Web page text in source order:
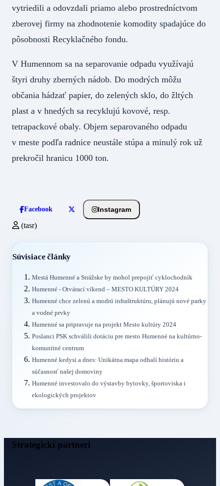
vytriedili a odovzdali priamo alebo prostredníctvom
zberovej firmy na zhodnotenie komodity spadajúce do
pôsobnosti Recyklačného fondu.
V Humennom sa na separovanie odpadu využívajú
štyri druhy zberných nádob. Do modrých môžu
občania hádzať papier, do zelených sklo, do žltých
plast a v hnedých sa recyklujú kovové, resp.
tetrapackové obaly. Objem separovaného odpadu
v meste podľa radnice neustále stúpa a minulý rok už
prekročil hranicu 1000 ton.
Facebook Instagram
(tasr)
Súvisiace články
Mestá Humenné a Strážske by mohol prepojiť cyklochodník
Humenné - Otvárací víkend – MESTO KULTÚRY 2024
Humenné chce zelenú a modrú infraštruktúru, plánujú nové parky
a vodné prvky
Humenné sa pripravuje na projekt Mesto kultúry 2024
Poslanci PSK schválili dotáciu pre mesto Humenné na kultúrno-
komunitné centrum
Humenné kedysi a dnes: Unikátna mapa odhalí históriu a
súčasnosť našej domoviny
Humenné investovalo do výstavby bytovky, športoviska i
ekologických projektov
Strategickí partneri